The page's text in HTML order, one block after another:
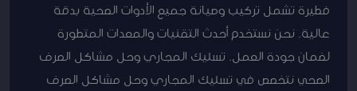
فطيرة تشمل تركيب وصيانة جميع الأدوات الصحية بدقة
عالية. نحن نستخدم أحدث التقنيات والمعدات المتطورة
لضمان جودة العمل. تسليك المجاري وحل مشاكل الصرف
الصحي نتخصص في تسليك المجاري وحل مشاكل الصرف